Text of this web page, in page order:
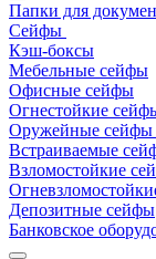
Папки для
Сейфы
Кэш-боксы
Мебельные сейфы
Офисные сейфы
Огнестойкие
Оружейные
Встраиваемые
Взломостойкие
Депозитные сейфы
Банковское